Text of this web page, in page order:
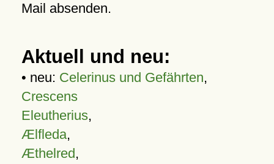
Mail absenden.
Aktuell und neu:
• neu: Celerinus und Gefährten,
Crescens
Eleutherius,
Ælfleda,
Æthelred,